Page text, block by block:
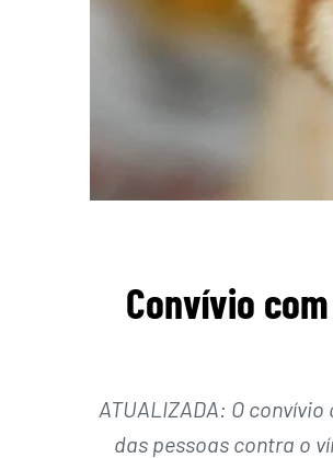
Convívio
ATUALIZADA: O
das pessoas contra o